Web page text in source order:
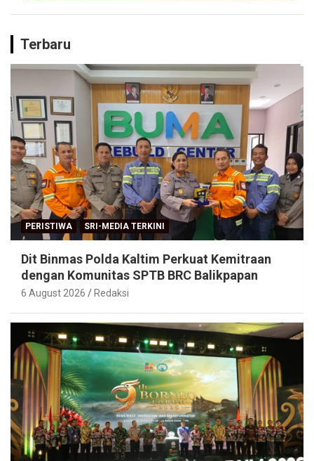
Terbaru
PERISTIWA SRI-MEDIA TERKINI
Dit Binmas Polda Kaltim Perkuat Kemitraan
dengan Komunitas SPTB BRC Balikpapan
6 August 2026 Redaksi